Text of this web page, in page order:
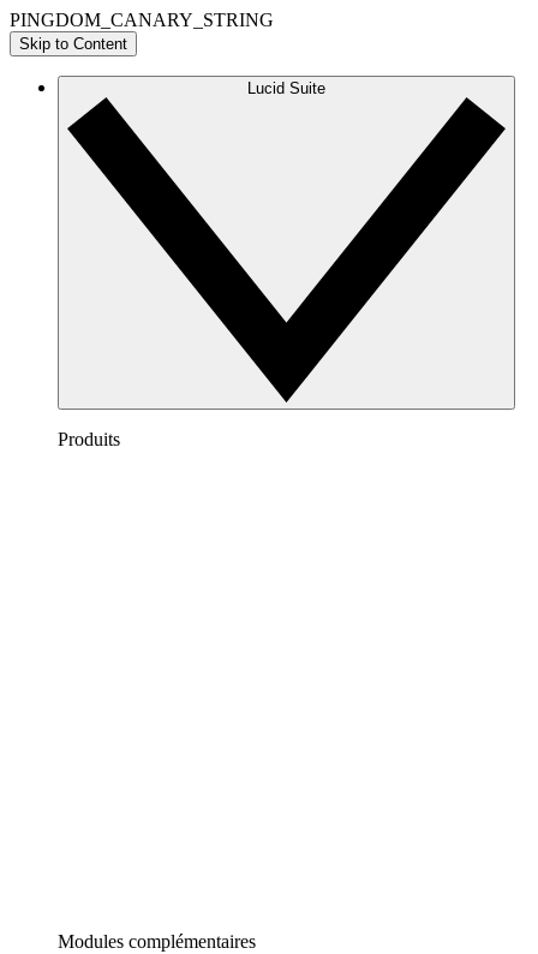
PINGDOM_CANARY_STRING
Skip to Content
Lucid Suite
Produits
Modules complémentaires